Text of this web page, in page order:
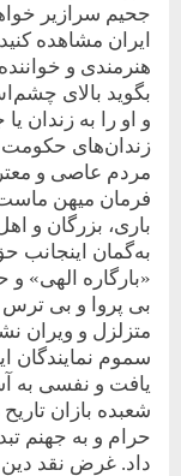
جحیم سرازیر
ایران مشاهده
هنرمندی و
بگوید بالای
و او را به زندان
زندان‌های حکومت
مردم عاصی و
فرمان میهن
باری، بزرگان و
به‌گمان اینجانب
«بارگاره الهی» و
بی پروا و بی ترس
متزلزل و ویران
سموم نمایندگان
یافت و نفسی به
شعبده بازان
حرام و به جهنم
داد. غرض نقد